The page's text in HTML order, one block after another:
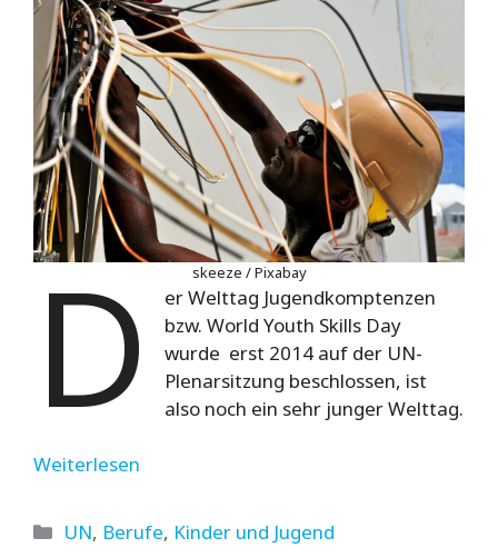
skeeze / Pixabay
D
er Welttag Jugendkomptenzen
bzw. World Youth Skills Day
wurde erst 2014 auf der UN-
Plenarsitzung beschlossen, ist
also noch ein sehr junger Welttag.
Weiterlesen
Kategorien
UN, Berufe, Kinder und Jugend